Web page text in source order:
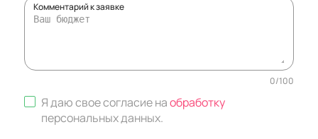
Комментарий к заявке
0/100
Я даю свое согласие наобработку
персональных данных.